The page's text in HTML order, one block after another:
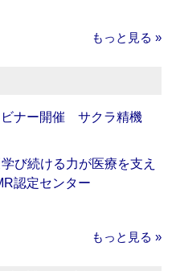
もっと見る »
ビナー開催 サクラ精機
び続ける力が医療を支え
認定センター
もっと見る »